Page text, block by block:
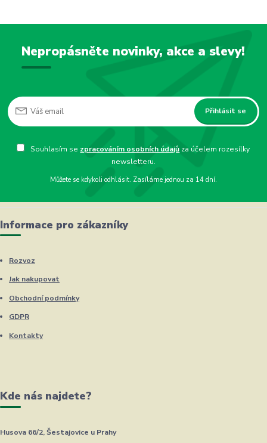
Nepropásněte novinky, akce a slevy!
Přihlásit se
Souhlasím se zpracováním osobních údajů za účelem rozesílky
newsletteru.
Můžete se kdykoli odhlásit. Zasíláme jednou za 14 dní.
Informace pro zákazníky
Rozvoz
Jak nakupovat
Obchodní podmínky
GDPR
Kontakty
Kde nás najdete?
Husova 66/2, Šestajovice u Prahy